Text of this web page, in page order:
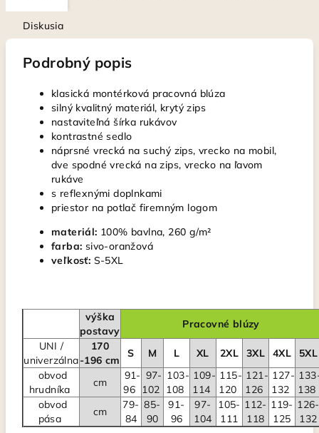
Diskusia
Podrobný popis
klasická montérková pracovná blúza
silný kvalitný materiál, krytý zips
nastaviteľná šírka rukávov
kontrastné sedlo
náprsné vrecká na suchý zips, vrecko na mobil,
dve spodné vrecká na zips, vrecko na ľavom
rukáve
s reflexnými doplnkami
priestor na potlač firemným logom
materiál: 100% bavlna, 260 g/m²
farba: sivo-oranžová
veľkosť: S-5XL
výška
postavy
Pracovné blúzy
UNI /
univerzálna
170
-196 cm
S M L XL 2XL 3XL 4XL
5XL
obvod
hrudníka
cm
91-
96
97-
102
103-
108
109-
114
115-
120
121-
126
127-
132
138
obvod
pása
cm
79-
84
85-
90
91-
96
97-
104
105-
111
112-
118
119-
125
126-
132